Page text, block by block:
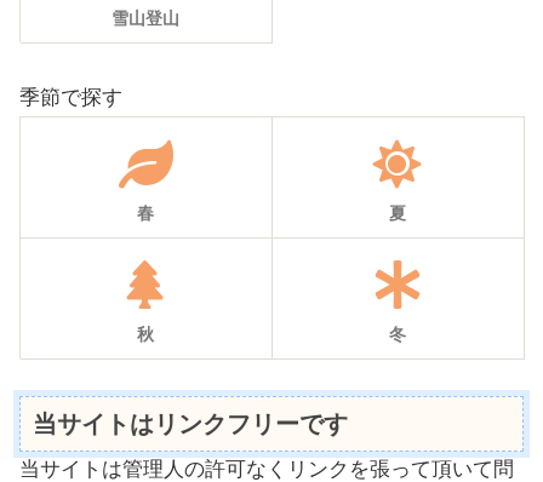
雪山登山
季節で探す
春 夏
秋 冬
当サイトはリンクフリーです
当サイトは管理人の許可なくリンクを張って頂いて問